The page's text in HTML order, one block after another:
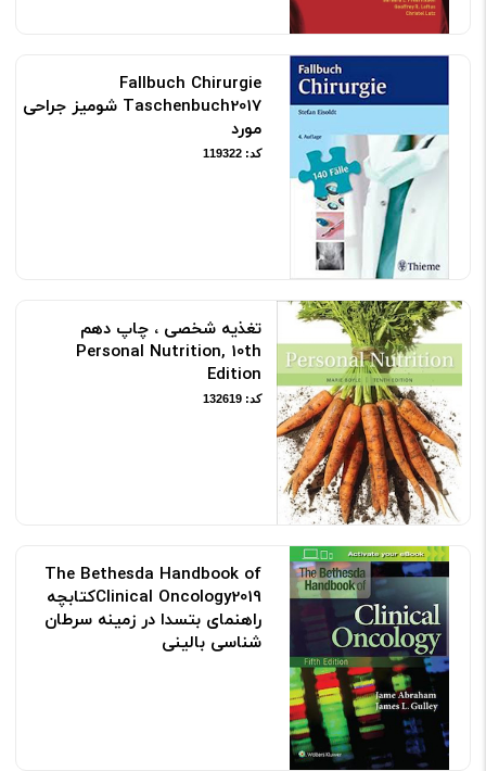
Fallbuch Chirurgie
Taschenbuch2017 شومیز جراحی
مورد
کد: 119322
تغذیه شخصی ، چاپ دهم
Personal Nutrition, 10th
Edition
کد: 132619
The Bethesda Handbook of
Clinical Oncology2019کتابچه
راهنمای بتسدا در زمینه سرطان
شناسی بالینی